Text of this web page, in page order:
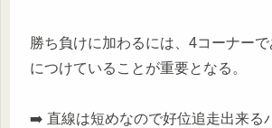
勝ち負けに加わるには、4コーナー
につけていることが重要となる。
➡️ 直線は短めなので好位追走出来る